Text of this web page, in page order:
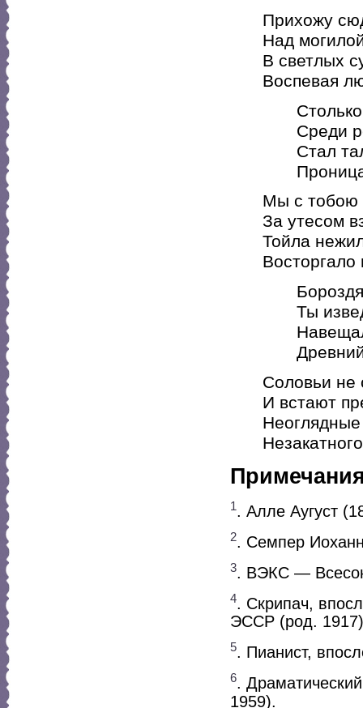
Прихожу
Над
В светлых
Воспевая
Столько
Среди
Стал
Мы с тобою
За утесом
Тойла
Бороздя
Ты
Навещал
Древний
Соловьи не
И встают
1. Алле Аугуст
2. Семпер
3. ВЭКС —
4. Скрипач,
ЭССР (род.
5. Пианист,
6.
1959).